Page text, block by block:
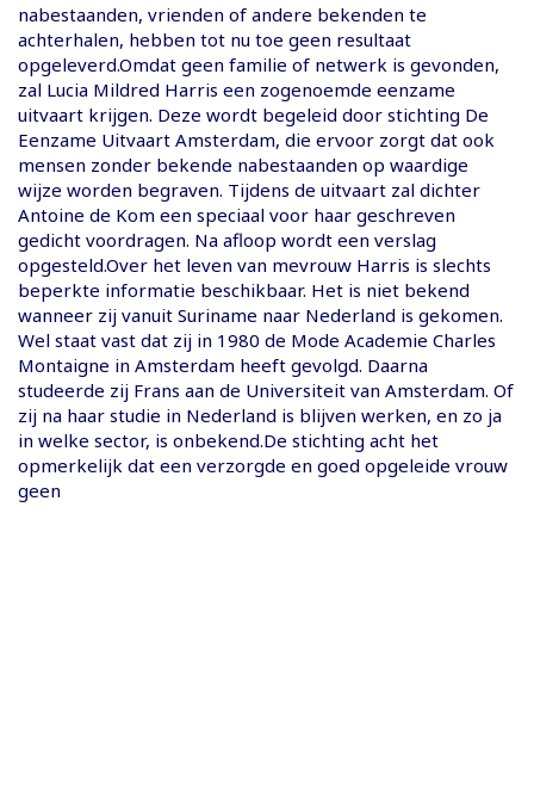
nabestaanden, vrienden of andere bekenden te
achterhalen, hebben tot nu toe geen resultaat
opgeleverd.Omdat geen familie of netwerk is gevonden,
zal Lucia Mildred Harris een zogenoemde eenzame
uitvaart krijgen. Deze wordt begeleid door stichting De
Eenzame Uitvaart Amsterdam, die ervoor zorgt dat ook
mensen zonder bekende nabestaanden op waardige
wijze worden begraven. Tijdens de uitvaart zal dichter
Antoine de Kom een speciaal voor haar geschreven
gedicht voordragen. Na afloop wordt een verslag
opgesteld.Over het leven van mevrouw Harris is slechts
beperkte informatie beschikbaar. Het is niet bekend
wanneer zij vanuit Suriname naar Nederland is gekomen.
Wel staat vast dat zij in 1980 de Mode Academie Charles
Montaigne in Amsterdam heeft gevolgd. Daarna
studeerde zij Frans aan de Universiteit van Amsterdam. Of
zij na haar studie in Nederland is blijven werken, en zo ja
in welke sector, is onbekend.De stichting acht het
opmerkelijk dat een verzorgde en goed opgeleide vrouw
geen